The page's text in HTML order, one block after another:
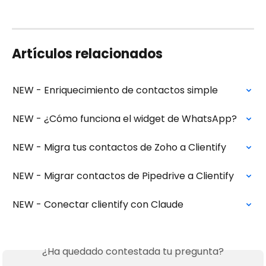
Artículos relacionados
NEW - Enriquecimiento de contactos simple
NEW - ¿Cómo funciona el widget de WhatsApp?
NEW - Migra tus contactos de Zoho a Clientify
NEW - Migrar contactos de Pipedrive a Clientify
NEW - Conectar clientify con Claude
¿Ha quedado contestada tu pregunta?